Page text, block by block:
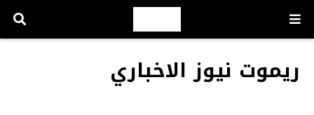
ريموت نيوز الاخباري